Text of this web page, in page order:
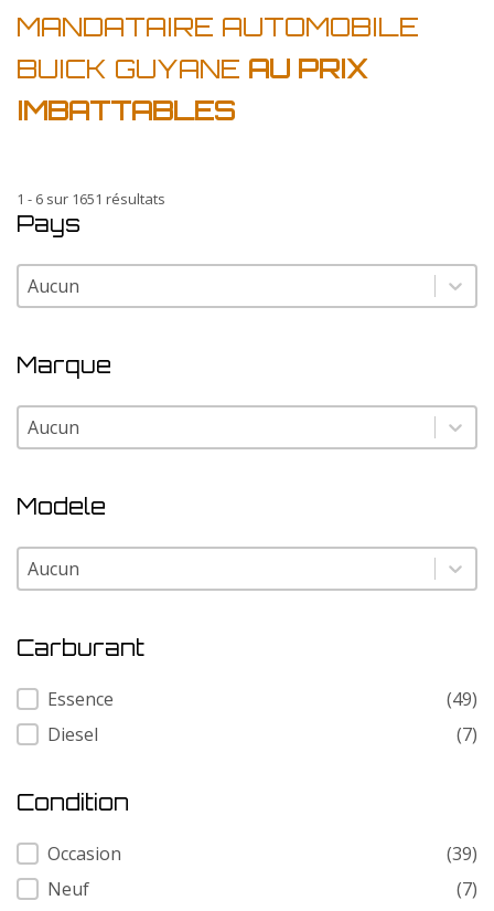
MANDATAIRE AUTOMOBILE
BUICK GUYANE AU PRIX
IMBATTABLES
1 - 6 sur 1651 résultats
Pays
Pays
Pays
Marque
Marque
Marque
Modele
Modele
Modele
Carburant
Carburant
Essence
(49)
Diesel
(7)
Condition
Condition
Occasion
(39)
Neuf
(7)